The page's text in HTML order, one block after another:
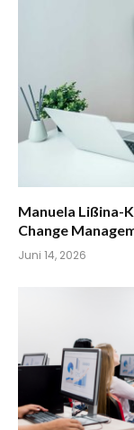
Manuela Lißina-
Change
Juni 14, 2026